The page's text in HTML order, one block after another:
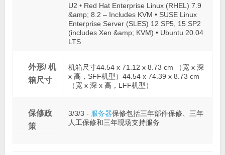
U2 • Red Hat Enterprise Linux (RHEL) 7.9
&amp; 8.2 – Includes KVM • SUSE Linux
Enterprise Server (SLES) 12 SP5, 15 SP2
(includes Xen &amp; KVM) • Ubuntu 20.04
LTS
外形/ 机
箱尺寸
机箱尺寸44.54 x 71.12 x 8.73 cm （宽 x 深
x 高，SFF机型）44.54 x 74.39 x 8.73 cm
（宽 x 深 x 高，LFF机型）
保修政
策
3/3/3 - 服务器保修包括三年部件保修、三年
人工保修和三年现场支持服务